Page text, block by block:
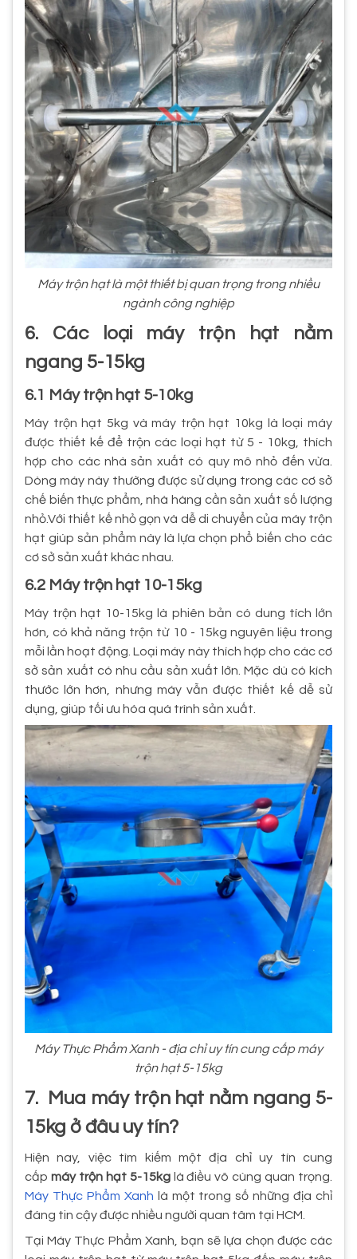
Máy trộn hạt là một thiết bị quan trọng trong nhiều
ngành công nghiệp
6. Các loại máy trộn hạt nằm
ngang 5-15kg
6.1 Máy trộn hạt 5-10kg
Máy trộn hạt 5kg và máy trộn hạt 10kg là loại máy
được thiết kế để trộn các loại hạt từ 5 - 10kg, thích
hợp cho các nhà sản xuất có quy mô nhỏ đến vừa.
Dòng máy này thường được sử dụng trong các cơ sở
chế biến thực phẩm, nhà hàng cần sản xuất số lượng
nhỏ.Với thiết kế nhỏ gọn và dễ di chuyển của máy trộn
hạt giúp sản phẩm này là lựa chọn phổ biến cho các
cơ sở sản xuất khác nhau.
6.2 Máy trộn hạt 10-15kg
Máy trộn hạt 10-15kg là phiên bản có dung tích lớn
hơn, có khả năng trộn từ 10 - 15kg nguyên liệu trong
mỗi lần hoạt động. Loại máy này thích hợp cho các cơ
sở sản xuất có nhu cầu sản xuất lớn. Mặc dù có kích
thước lớn hơn, nhưng máy vẫn được thiết kế dễ sử
dụng, giúp tối ưu hóa quá trình sản xuất.
Máy Thực Phẩm Xanh - địa chỉ uy tín cung cấp máy
trộn hạt 5-15kg
7. Mua máy trộn hạt nằm ngang 5-
15kg ở đâu uy tín?
Hiện nay, việc tìm kiếm một địa chỉ uy tín cung
cấp máy trộn hạt 5-15kglà điều vô cùng quan trọng.
Máy Thực Phẩm Xanh là một trong số những địa chỉ
đáng tin cậy được nhiều người quan tâm tại HCM.
Tại Máy Thực Phẩm Xanh, bạn sẽ lựa chọn được các